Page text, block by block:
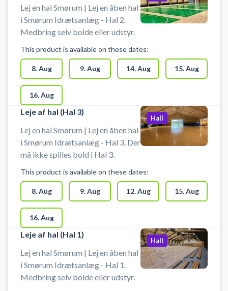
Lej en hal Smørum | Lej en åben hal
i Smørum Idrætsanlæg - Hal 2.
Medbring selv bolde eller udstyr.
This product is available on these dates:
8. Aug 9. Aug 14. Aug 15. Aug
16. Aug
Leje af hal (Hal 3)
Lej en hal Smørum | Lej en åben hal
i Smørum Idrætsanlæg - Hal 3. Der
må ikke spilles bold i Hal 3.
Hall
This product is available on these dates:
8. Aug 9. Aug 12. Aug 15. Aug
16. Aug
Leje af hal (Hal 1)
Lej en hal Smørum | Lej en åben hal
i Smørum Idrætsanlæg - Hal 1.
Medbring selv bolde eller udstyr.
Hall